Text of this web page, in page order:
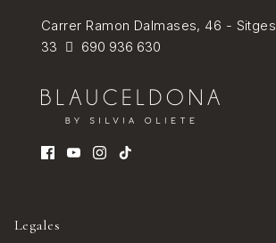
Carrer Ramon Dalmases, 46 - Sitges
33
690 936 630
Legales